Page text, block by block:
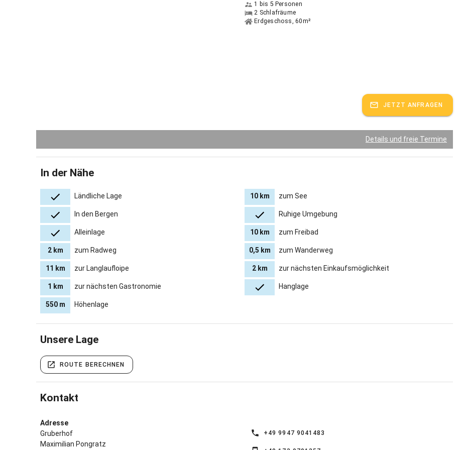
Der Hof liegt etwa 2 km vom Marienwallfahrtsort Neukirchen b. Hl. Blut entfernt,
1 bis 5 Personen
2 Schlafräume
Erdgeschoss, 60m²
JETZT ANFRAGEN
Details und freie Termine
In der Nähe
Ländliche Lage 10 km zum See
In den Bergen Ruhige Umgebung
Alleinlage 10 km zum Freibad
2 km zum Radweg 0,5 km zum Wanderweg
11 km zur Langlaufloipe 2 km zur nächsten Einkaufsmöglichkeit
1 km zur nächsten Gastronomie Hanglage
550 m Höhenlage
Unsere Lage
ROUTE BERECHNEN
Kontakt
Adresse
Gruberhof
Maximilian Pongratz
+49 9947 9041483